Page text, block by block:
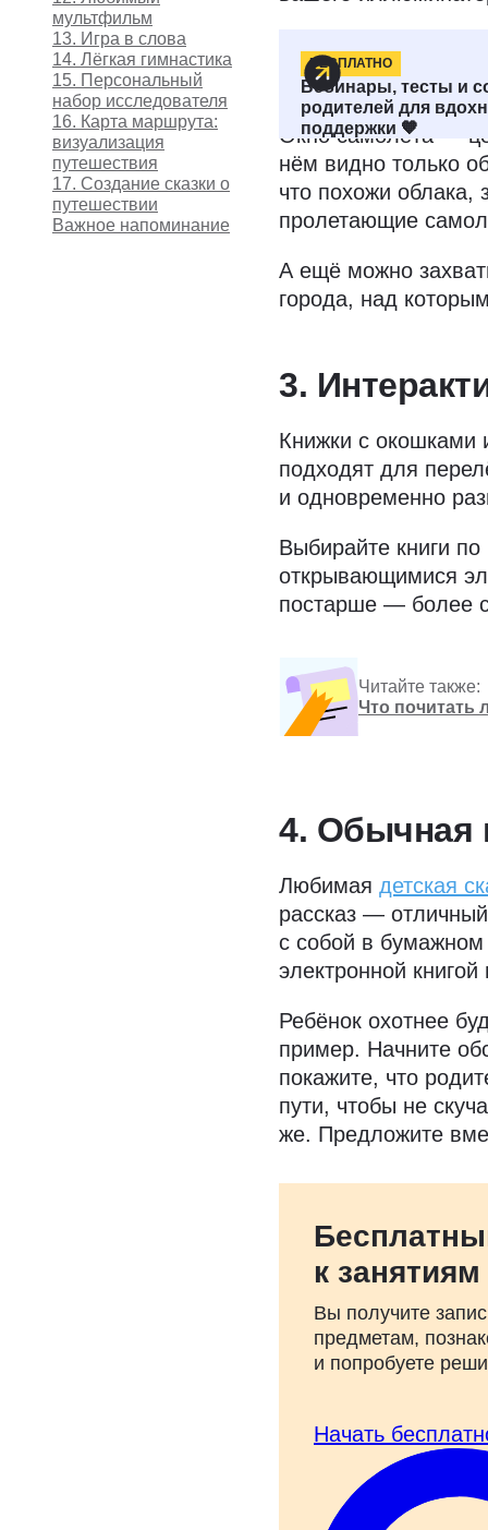
мультфильм
13. Игра в слова
14. Лёгкая гимнастика
15. Персональный
набор исследователя
16. Карта маршрута:
визуализация
путешествия
17. Создание сказки о
путешествии
Важное напоминание
БЕСПЛАТНО
Вебинары, тесты и
родителей для
поддержки 🧡
2.
Окно самолёта —
нём видно только
что похожи облака,
пролетающие
А ещё можно
города, над
3.
Книжки с окошками
подходят для
и одновременно
Выбирайте книги
открывающимися
постарше — более
Читайте также:
Что почитать
4. Обычная
Любимая детская
рассказ —
с собой в бумажном
электронной
Ребёнок охотнее
пример. Начните
покажите, что
пути, чтобы не
же. Предложите
к
Вы получите
предметам,
и попробуете
Начать